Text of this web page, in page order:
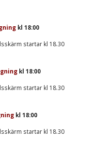
kl 18:00
startar kl 18.30
kl 18:00
startar kl 18.30
kl 18:00
startar kl 18.30